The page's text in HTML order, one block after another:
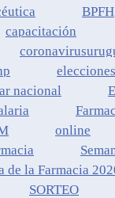
BPFH
capacitación
nacional
online
de la Farmacia
SORTEO